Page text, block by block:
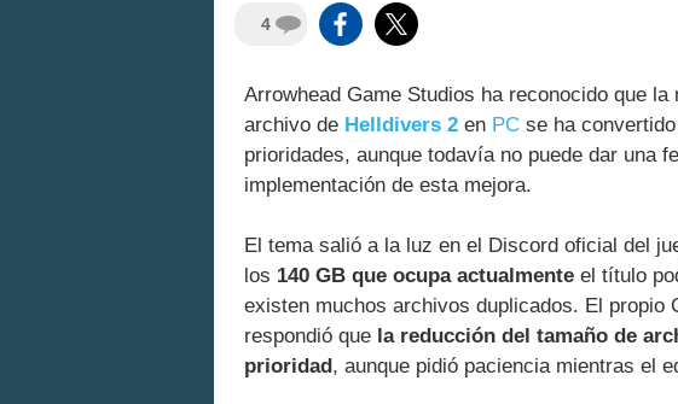
4
Arrowhead Game Studios ha reconocido que la
archivo de Helldivers 2 en PC se ha
prioridades, aunque todavía no puede dar una
implementación de esta mejora.
El tema salió a la luz en el Discord oficial del
los 140 GB que ocupa actualmente el título
existen muchos archivos duplicados. El propio
respondió que la reducción del tamaño de
prioridad , aunque pidió paciencia mientras el